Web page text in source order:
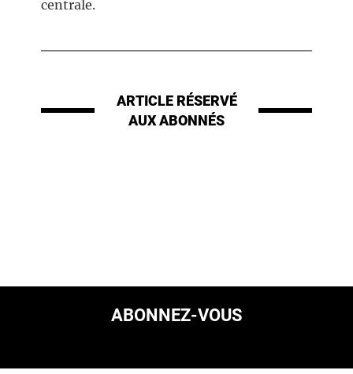
centrale.
ARTICLE RÉSERVÉ
AUX ABONNÉS
ABONNEZ-VOUS